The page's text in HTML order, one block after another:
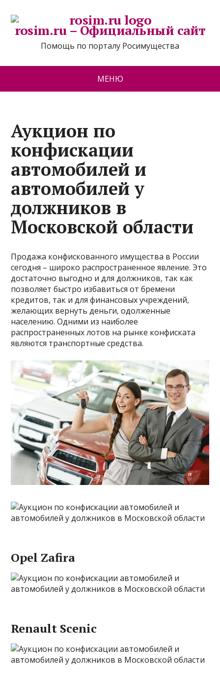
rosim.ru – Официальный сайт
Помощь по порталу Росимущества
МЕНЮ
Аукцион по
конфискации
автомобилей и
автомобилей у
должников в
Московской области
Продажа конфискованного имущества в России
сегодня – широко распространенное явление. Это
достаточно выгодно и для должников, так как
позволяет быстро избавиться от бремени
кредитов, так и для финансовых учреждений,
желающих вернуть деньги, одолженные
населению. Одними из наиболее
распространенных лотов на рынке конфиската
являются транспортные средства.
Opel Zafira
Renault Scenic